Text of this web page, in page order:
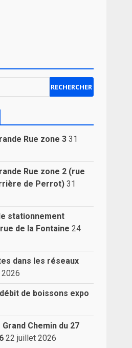
Rue zone 3 31
Rue zone 2 (rue
de Perrot) 31
stationnement
de la Fontaine 24
dans les réseaux
de boissons expo
Chemin du 27
22 juillet 2026